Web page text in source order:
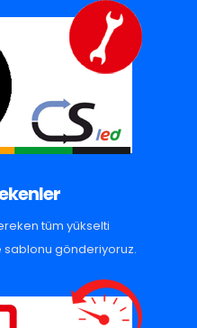
tüm yükselti
gönderiyoruz.